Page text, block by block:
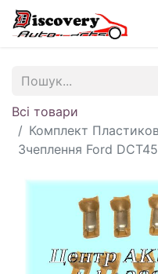
Всі товари
Комплект
Зчеплення Ford